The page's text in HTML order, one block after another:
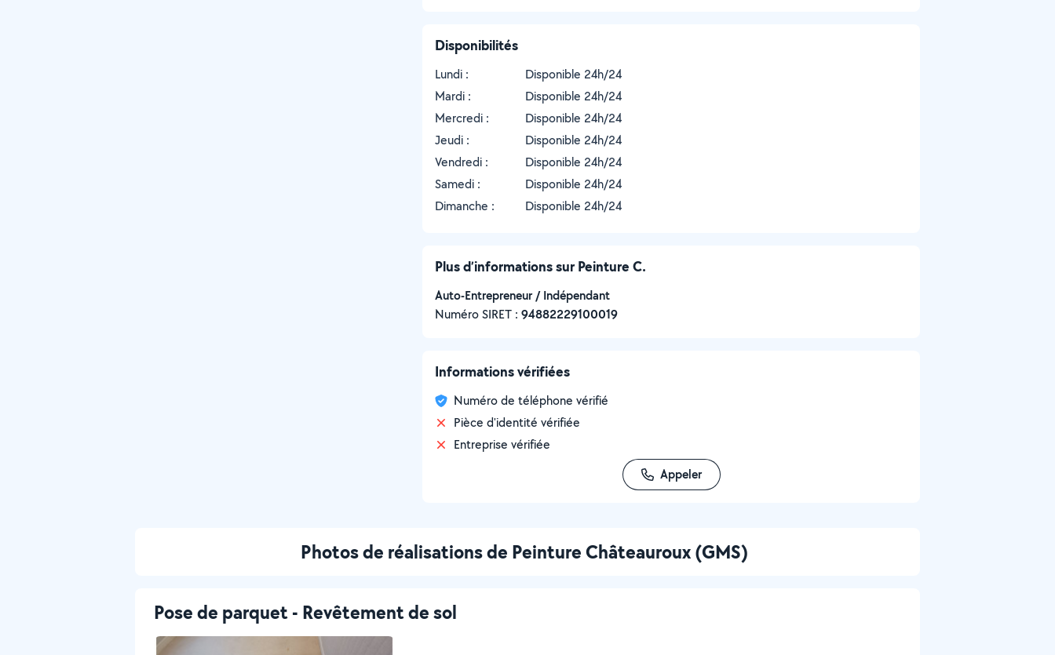
Disponibilités
Lundi :
Disponible 24h/24
Mardi :
Disponible 24h/24
Mercredi :
Disponible 24h/24
Jeudi :
Disponible 24h/24
Vendredi :
Disponible 24h/24
Samedi :
Disponible 24h/24
Dimanche :
Disponible 24h/24
Plus d’informations sur Peinture C.
Auto-Entrepreneur / Indépendant
Numéro SIRET : ‍94882229100019
Informations vérifiées
Numéro de téléphone vérifié
Pièce d'identité vérifiée
Entreprise vérifiée
Appeler
Photos de réalisations de Peinture Châteauroux (GMS)
Pose de parquet - Revêtement de sol